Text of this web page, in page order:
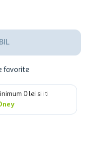
favorite
0 lei si iti